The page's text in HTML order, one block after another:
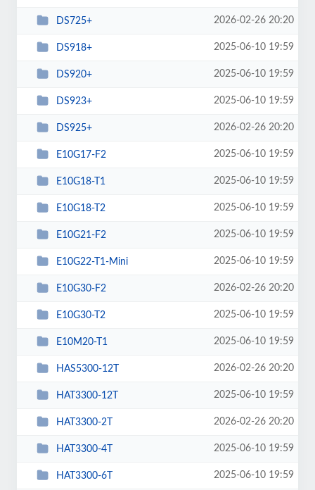
DS725+ 2026-02-26 20:20
DS918+ 2025-06-10 19:59
DS920+ 2025-06-10 19:59
DS923+ 2025-06-10 19:59
DS925+ 2026-02-26 20:20
E10G17-F2 2025-06-10 19:59
E10G18-T1 2025-06-10 19:59
E10G18-T2 2025-06-10 19:59
E10G21-F2 2025-06-10 19:59
E10G22-T1-Mini 2025-06-10 19:59
E10G30-F2 2026-02-26 20:20
E10G30-T2 2025-06-10 19:59
E10M20-T1 2025-06-10 19:59
HAS5300-12T 2026-02-26 20:20
HAT3300-12T 2025-06-10 19:59
HAT3300-2T 2026-02-26 20:20
HAT3300-4T 2025-06-10 19:59
HAT3300-6T 2025-06-10 19:59